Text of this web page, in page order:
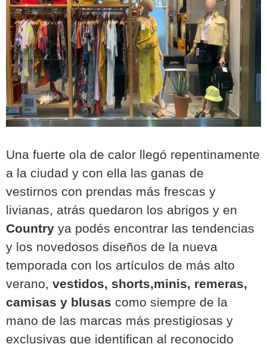
Una fuerte ola de calor llegó repentinamente
a la ciudad y con ella las ganas de
vestirnos con prendas más frescas y
livianas, atrás quedaron los abrigos y en
Country ya podés encontrar las tendencias
y los novedosos diseños de la nueva
temporada con los artículos de más alto
verano, vestidos, shorts,minis, remeras,
camisas y blusas como siempre de la
mano de las marcas más prestigiosas y
exclusivas que identifican al reconocido